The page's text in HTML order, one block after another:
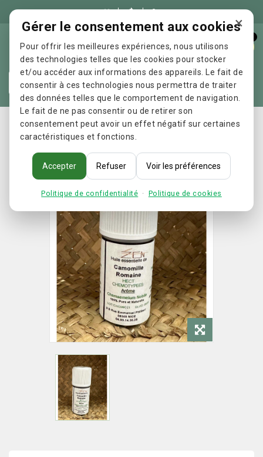
×
Gérer le consentement aux cookies
Pour offrir les meilleures expériences, nous utilisons
des technologies telles que les cookies pour stocker
et/ou accéder aux informations des appareils. Le fait de
consentir à ces technologies nous permettra de traiter
des données telles que le comportement de navigation.
Le fait de ne pas consentir ou de retirer son
consentement peut avoir un effet négatif sur certaines
caractéristiques et fonctions.
Accepter Refuser Voir les préférences
Politique de confidentialité · Politique de cookies

Accueil HE Camomille Romaine 5ML